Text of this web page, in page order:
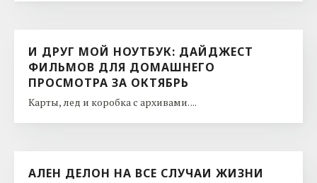
И ДРУГ МОЙ НОУТБУК: ДАЙДЖЕСТ
ФИЛЬМОВ ДЛЯ ДОМАШНЕГО
ПРОСМОТРА ЗА ОКТЯБРЬ
Карты, лед и коробка с архивами. ...
АЛЕН ДЕЛОН НА ВСЕ СЛУЧАИ ЖИЗНИ